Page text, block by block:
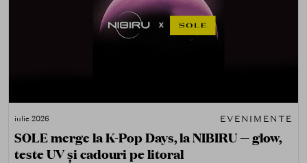
iulie 2026 EVENIMENTE
SOLE merge la K-Pop Days, la NIBIRU — glow,
teste UV și cadouri pe litoral